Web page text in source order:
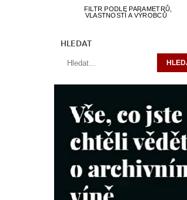
FILTR PODLE PARAMETRŮ,
VLASTNOSTÍ A VÝROBCŮ
HLEDAT